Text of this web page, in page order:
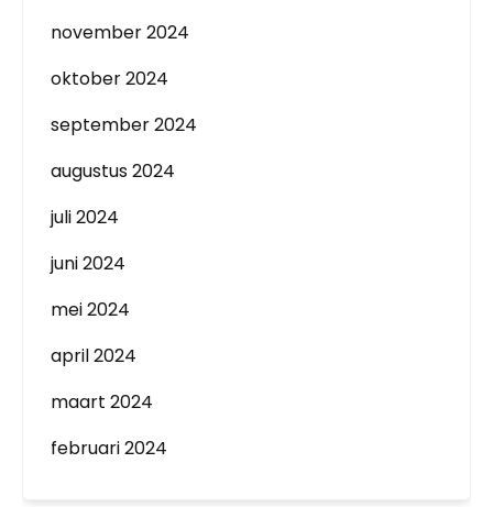
november 2024
oktober 2024
september 2024
augustus 2024
juli 2024
juni 2024
mei 2024
april 2024
maart 2024
februari 2024